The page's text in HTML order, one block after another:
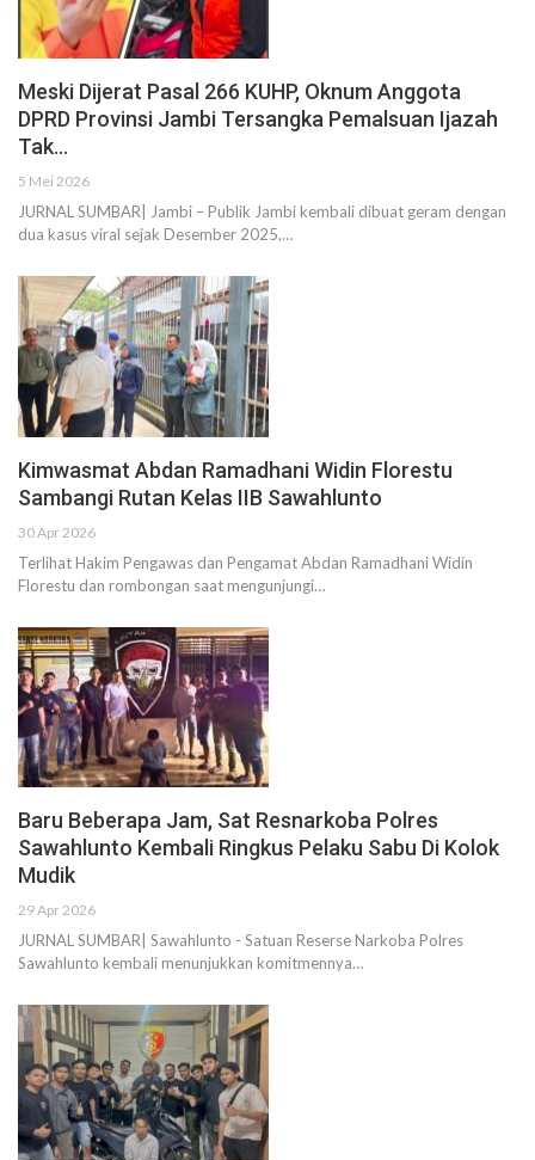
Meski Dijerat Pasal 266 KUHP, Oknum Anggota
DPRD Provinsi Jambi Tersangka Pemalsuan Ijazah
Tak…
5 Mei 2026
JURNAL SUMBAR| Jambi – Publik Jambi kembali dibuat geram dengan
dua kasus viral sejak Desember 2025,…
Kimwasmat Abdan Ramadhani Widin Florestu
Sambangi Rutan Kelas IIB Sawahlunto
30 Apr 2026
Terlihat Hakim Pengawas dan Pengamat Abdan Ramadhani Widin
Florestu dan rombongan saat mengunjungi…
Baru Beberapa Jam, Sat Resnarkoba Polres
Sawahlunto Kembali Ringkus Pelaku Sabu Di Kolok
Mudik
29 Apr 2026
JURNAL SUMBAR| Sawahlunto - Satuan Reserse Narkoba Polres
Sawahlunto kembali menunjukkan komitmennya…